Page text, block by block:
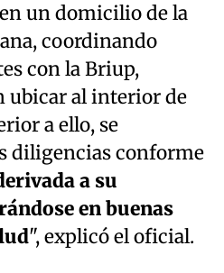
un domicilio de la
coordinando
con la Briup,
ubicar al interior de
a ello, se
diligencias conforme
a su
en buenas
", explicó el oficial.